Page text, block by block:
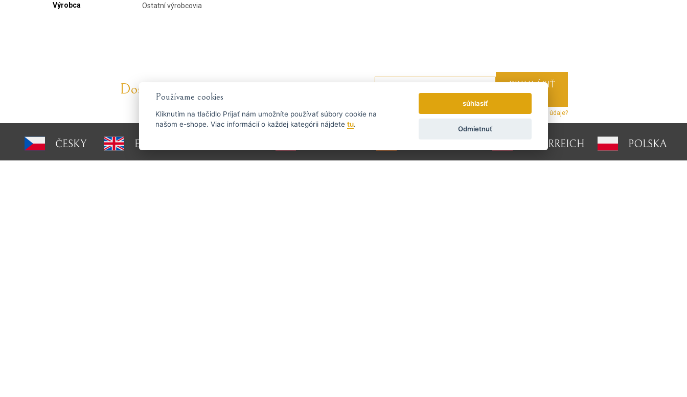
Výrobca
Ostatní výrobcovia
Dostaňte se včas k tomu nejvýhodnějšímu...
Zasielame novinky a zľavy raz týždenne.Ako používame vaše údaje?
ČESKY ENGLISH ÖSTERREICH POLSKA
Používame cookies
Kliknutím na tlačidlo Prijať nám umožníte používať súbory cookie na
našom e-shope. Viac informácií o každej kategórii nájdete tu.
súhlasiť
Odmietnuť